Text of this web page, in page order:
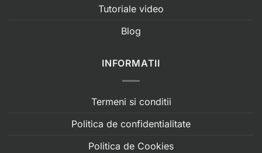
Tutoriale video
Blog
INFORMATII
Termeni si conditii
Politica de confidentialitate
Politica de Cookies